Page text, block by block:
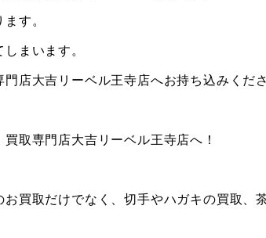
す。
まいます。
店大吉リーベル王寺店へお持ち込みくださ
取専門店大吉リーベル王寺店へ！
買取だけでなく、切手やハガキの買取、